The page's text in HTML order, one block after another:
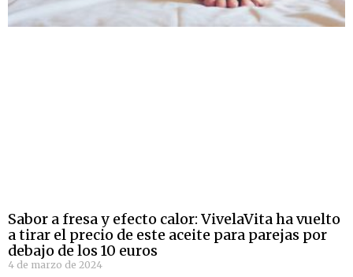
Sabor a fresa y efecto calor: VivelaVita ha vuelto
a tirar el precio de este aceite para parejas por
debajo de los 10 euros
4 de marzo de 2024